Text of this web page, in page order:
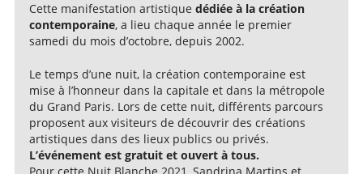
Cette manifestation artistique dédiée à la création
contemporaine, a lieu chaque année le premier
samedi du mois d’octobre, depuis 2002.
Le temps d’une nuit, la création contemporaine est
mise à l’honneur dans la capitale et dans la métropole
du Grand Paris. Lors de cette nuit, différents parcours
proposent aux visiteurs de découvrir des créations
artistiques dans des lieux publics ou privés.
L’événement est gratuit et ouvert à tous.